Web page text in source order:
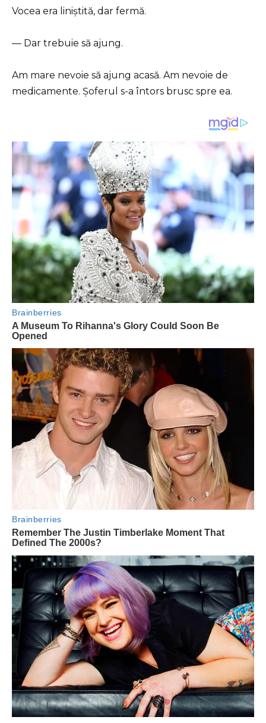
Vocea era liniștită, dar fermă.
— Dar trebuie să ajung.
Am mare nevoie să ajung acasă. Am nevoie de
medicamente. Șoferul s-a întors brusc spre ea.